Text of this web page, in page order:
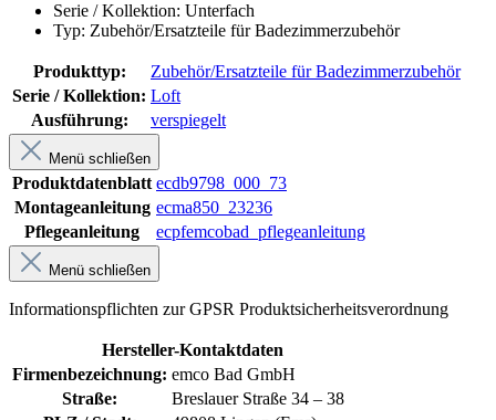
Serie / Kollektion: Unterfach
Typ: Zubehör/Ersatzteile für Badezimmerzubehör
Produkttyp:
Zubehör/Ersatzteile für Badezimmerzubehör
Serie / Kollektion: Loft
Ausführung:
verspiegelt
Menü schließen
Produktdatenblatt ecdb9798_000_73
Montageanleitung ecma850_23236
Pflegeanleitung
ecpfemcobad_pflegeanleitung
Menü schließen
Informationspflichten zur GPSR Produktsicherheitsverordnung
Hersteller-Kontaktdaten
Firmenbezeichnung: emco Bad GmbH
Straße:
Breslauer Straße 34 – 38